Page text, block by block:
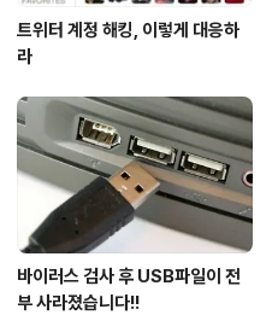
트위터 계정 해킹, 이렇게 대응하
라
바이러스 검사 후 USB파일이 전
부 사라졌습니다!!